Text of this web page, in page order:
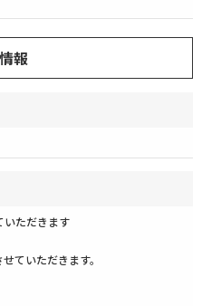
報
いただきます
ていただきます。